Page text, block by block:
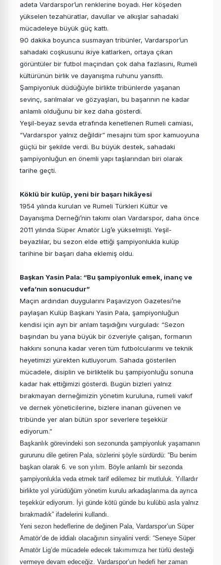
adeta Vardarspor’un renklerine boyadı. Her köşeden
yükselen tezahüratlar, davullar ve alkışlar sahadaki
mücadeleye büyük güç kattı.
90 dakika boyunca susmayan tribünler, Vardarspor’un
sahadaki coşkusunu ikiye katlarken, ortaya çıkan
görüntüler bir futbol maçından çok daha fazlasını, Rumeli
kültürünün birlik ve dayanışma ruhunu yansıttı.
Şampiyonluk düdüğüyle birlikte tribünlerde yaşanan
sevinç, sarılmalar ve gözyaşları, bu başarının ne kadar
anlamlı olduğunu bir kez daha gösterdi.
Yeşil-beyaz sevda etrafında kenetlenen Rumeli camiası,
“Vardarspor yalnız değildir” mesajını tüm spor kamuoyuna
güçlü bir şekilde verdi. Bu büyük destek, sahadaki
şampiyonluğun en önemli yapı taşlarından biri olarak
tarihe geçti.
Köklü bir kulüp, yeni bir başarı hikâyesi
1954 yılında kurulan ve Rumeli Türkleri Kültür ve
Dayanışma Derneği’nin takımı olan Vardarspor, daha önce
2011 yılında Süper Amatör Lig’e yükselmişti. Yeşil-
beyazlılar, bu sezon elde ettiği şampiyonlukla kulüp
tarihine bir başarı daha eklemiş oldu.
Başkan Yasin Pala: “Bu şampiyonluk emek, inanç ve
vefa’nın sonucudur”
Maçın ardından duygularını Paşavizyon Gazetesi’ne
paylaşan Kulüp Başkanı Yasin Pala, şampiyonluğun
kendisi için ayrı bir anlam taşıdığını vurguladı: “Sezon
başından bu yana büyük bir özveriyle çalışan, formanın
hakkını sonuna kadar veren tüm futbolcularımı ve teknik
heyetimizi yürekten kutluyorum. Sahada gösterilen
mücadele, disiplin ve birliktelik bu şampiyonluğu sonuna
kadar hak ettiğimizi gösterdi. Bugün bizleri yalnız
bırakmayan derneğimizin yönetim kuruluna, rumeli vakıf
ve dernek yöneticilerine, bizlere inanan güvenen ve
tribünde yer alan bütün spor severlere teşekkür
ediyorum.”
Başkanlık görevindeki son sezonunda şampiyonluk yaşamanın
gururunu dile getiren Pala, sözlerini şöyle sürdürdü: “Bu benim
başkan olarak 6. ve son yılım. Böyle anlamlı bir sezonda
şampiyonlukla veda etmek tarif edilemez bir mutluluk. Yıllardır
birlikte yol yürüdüğüm yönetim kurulu arkadaşlarıma da ayrıca
teşekkür ediyorum. İyi günde kötü günde bu kulübü asla yalnız
bırakmadık” ifadelerini kullandı.
Yeni sezon hedeflerine de değinen Pala, Vardarspor’un Süper
Amatör’de de iddialı olacağının sinyalini verdi: “Seneye Süper
Amatör Lig’de mücadele edecek takımımıza her türlü desteği
vermeye devam edeceğiz. Vardarspor’un hedefi her zaman